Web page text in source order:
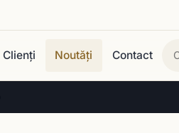
Clienți Noutăți Contact